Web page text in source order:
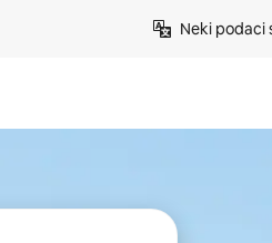
Neki podaci